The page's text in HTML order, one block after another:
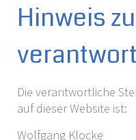
Hinweis
Die verantwortliche
auf dieser Website ist:
Wolfgang Klocke